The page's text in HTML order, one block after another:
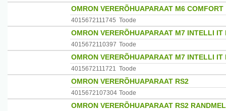
OMRON VERERÕHUAPARAAT M6 COMFORT
4015672111745 Toode
OMRON VERERÕHUAPARAAT M7 INTELLI
4015672110397 Toode
OMRON VERERÕHUAPARAAT M7 INTELLI IT
4015672111721 Toode
OMRON VERERÕHUAPARAAT RS2
4015672107304 Toode
OMRON VERERÕHUAPARAAT RS2